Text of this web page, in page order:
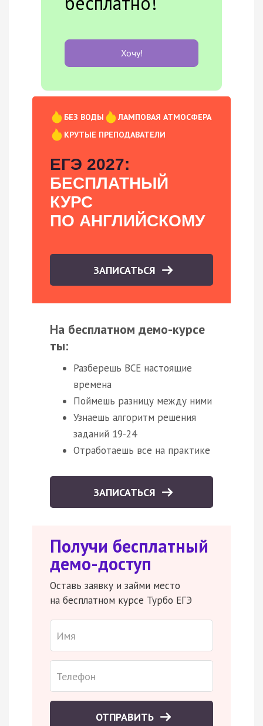
Хочу!
БЕЗ ВОДЫ
ЛАМПОВАЯ АТМОСФЕРА
КРУТЫЕ ПРЕПОДАВАТЕЛИ
ЕГЭ 2027:
БЕСПЛАТНЫЙ
КУРС
ПО АНГЛИЙСКОМУ
ЗАПИСАТЬСЯ
На бесплатном демо-курсе
ты:
Разберешь ВСЕ настоящие
времена
Поймешь разницу между ними
Узнаешь алгоритм решения
заданий 19-24
Отработаешь все на практике
ЗАПИСАТЬСЯ
Получи бесплатный
демо-доступ
Оставь заявку и займи место
на бесплатном курсе Турбо ЕГЭ
ОТПРАВИТЬ